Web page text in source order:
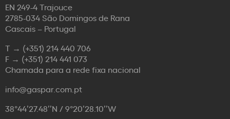
EN 249-4 Trajouce
2785-034 São Domingos de Rana
Cascais – Portugal
T → (+351) 214 440 706
F → (+351) 214 441 073
Chamada para a rede fixa nacional
info@gaspar.com.pt
38°44’27.48’’N / 9°20’28.10’’W